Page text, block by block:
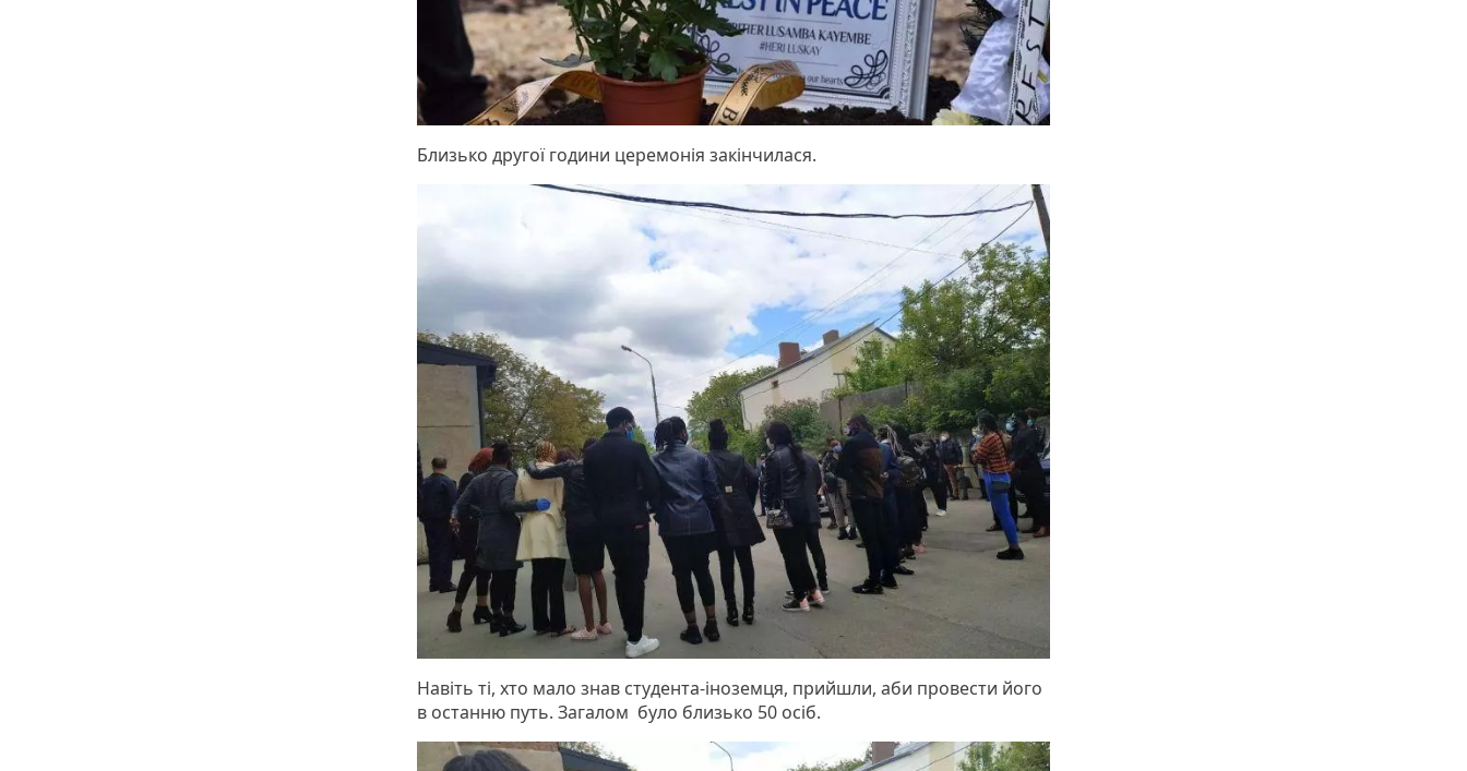
Близько другої години церемонія закінчилася.
Навіть ті, хто мало знав студента-іноземця, прийшли, аби провести його
в останню путь. Загалом було близько 50 осіб.